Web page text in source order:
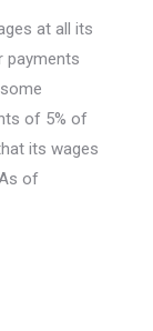
at all its
payments
of 5% of
its wages
of